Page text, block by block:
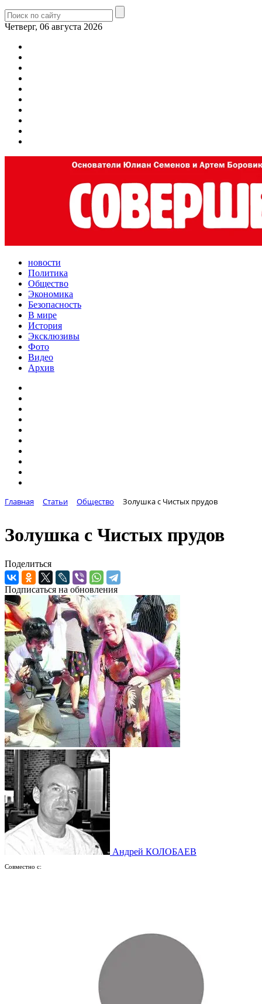
Четверг, 06 августа 2026
новости
Политика
Общество
Экономика
Безопасность
В мире
История
Эксклюзивы
Фото
Видео
Архив
Главная Статьи Общество Золушка с Чистых прудов
Золушка с Чистых прудов
Поделиться
Подписаться на обновления
Андрей КОЛОБАЕВ
Совместно с: